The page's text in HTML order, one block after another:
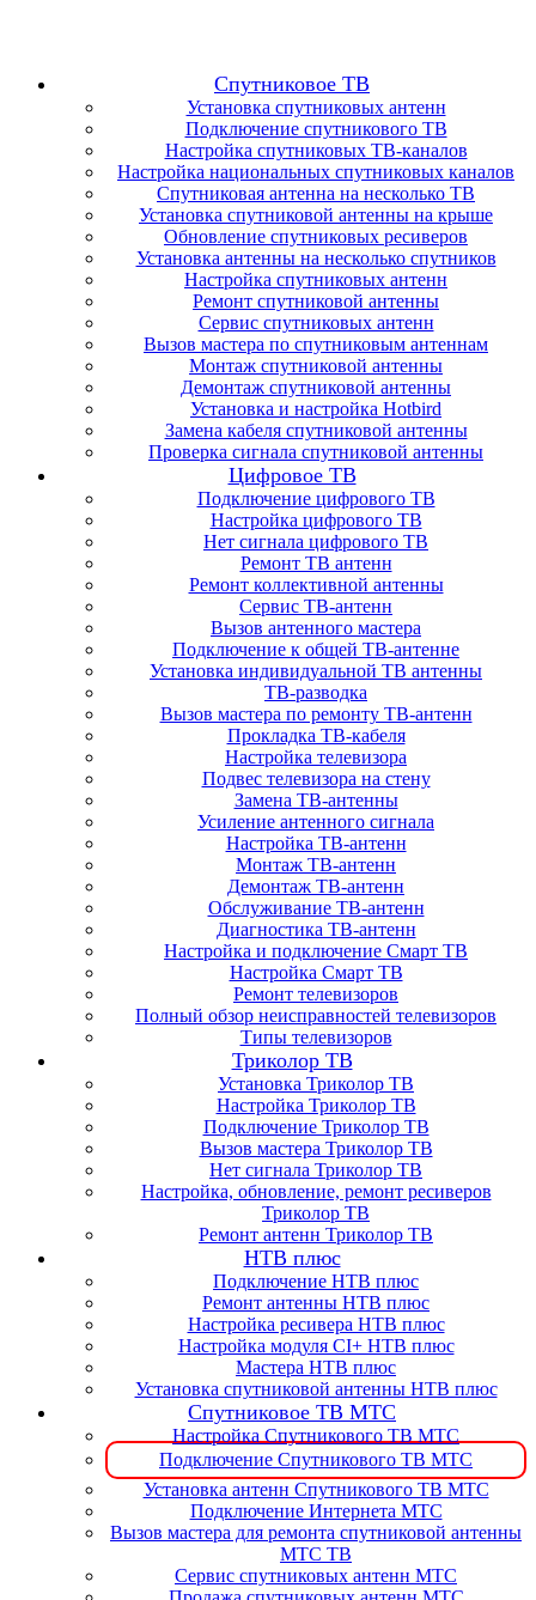
Спутниковое ТВ
Установка спутниковых антенн
Подключение спутникового ТВ
Настройка спутниковых ТВ-каналов
Настройка национальных спутниковых каналов
Спутниковая антенна на несколько ТВ
Установка спутниковой антенны на крыше
Обновление спутниковых ресиверов
Установка антенны на несколько спутников
Настройка спутниковых антенн
Ремонт спутниковой антенны
Сервис спутниковых антенн
Вызов мастера по спутниковым антеннам
Монтаж спутниковой антенны
Демонтаж спутниковой антенны
Установка и настройка Hotbird
Замена кабеля спутниковой антенны
Проверка сигнала спутниковой антенны
Цифровое ТВ
Подключение цифрового ТВ
Настройка цифрового ТВ
Нет сигнала цифрового ТВ
Ремонт ТВ антенн
Ремонт коллективной антенны
Сервис ТВ-антенн
Вызов антенного мастера
Подключение к общей ТВ-антенне
Установка индивидуальной ТВ антенны
ТВ-разводка
Вызов мастера по ремонту ТВ-антенн
Прокладка ТВ-кабеля
Настройка телевизора
Подвес телевизора на стену
Замена ТВ-антенны
Усиление антенного сигнала
Настройка ТВ-антенн
Монтаж ТВ-антенн
Демонтаж ТВ-антенн
Обслуживание ТВ-антенн
Диагностика ТВ-антенн
Настройка и подключение Смарт ТВ
Настройка Смарт ТВ
Ремонт телевизоров
Полный обзор неисправностей телевизоров
Типы телевизоров
Триколор ТВ
Установка Триколор ТВ
Настройка Триколор ТВ
Подключение Триколор ТВ
Вызов мастера Триколор ТВ
Нет сигнала Триколор ТВ
Настройка, обновление, ремонт ресиверов
Триколор ТВ
Ремонт антенн Триколор ТВ
НТВ плюс
Подключение НТВ плюс
Ремонт антенны НТВ плюс
Настройка ресивера НТВ плюс
Настройка модуля CI+ НТВ плюс
Мастера НТВ плюс
Установка спутниковой антенны НТВ плюс
Спутниковое ТВ МТС
Настройка Спутникового ТВ МТС
Подключение Спутникового ТВ МТС
Установка антенн Спутникового ТВ МТС
Подключение Интернета МТС
Вызов мастера для ремонта спутниковой антенны
МТС ТВ
Сервис спутниковых антенн МТС